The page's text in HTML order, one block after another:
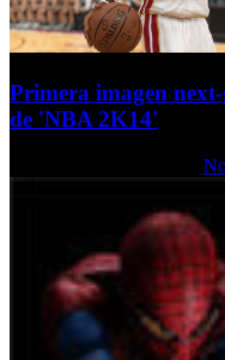
Primera imagen next-
de 'NBA 2K14'